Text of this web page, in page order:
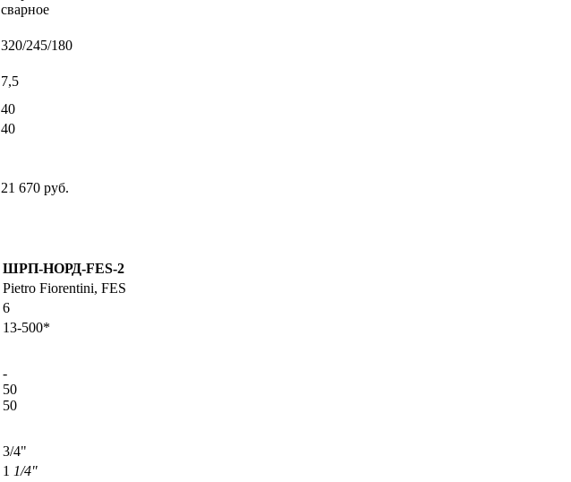
сварное
320/245/180
7,5
40
40
21 670 руб.
ШРП-НОРД-FES-2
Pietro Fiorentini, FES
6
13-500*
-
50
50
3/4"
1 1/4"